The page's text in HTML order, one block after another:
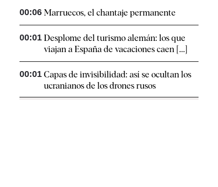
00:06 Marruecos, el chantaje permanente
00:01 Desplome del turismo alemán: los que
viajan a España de vacaciones caen [...]
00:01 Capas de invisibilidad: así se ocultan los
ucranianos de los drones rusos